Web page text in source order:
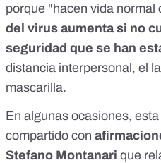
porque "hacen vida normal
del virus aumenta si no
seguridad que se han
distancia interpersonal, el
mascarilla.
En algunas ocasiones,
compartido con
Stefano Montanari que